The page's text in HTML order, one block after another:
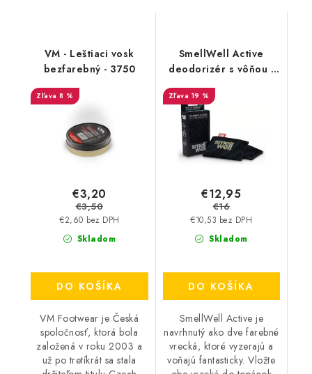
VM - Leštiaci vosk
bezfarebný - 3750
8 %
Skladom
€2,60 bez DPH
€3,20
€3,50
DO KOŠÍKA
VM Footwear je Česká
spoločnosť, ktorá bola
založená v roku 2003 a
už po tretíkrát sa stala
SmellWell Active
deodorizér s vôňou -
Black Zebra
19 %
Skladom
€10,53 bez DPH
€12,95
€16
DO KOŠÍKA
SmellWell Active je
navrhnutý ako dve farebné
vrecká, ktoré vyzerajú a
voňajú fantasticky. Vložte